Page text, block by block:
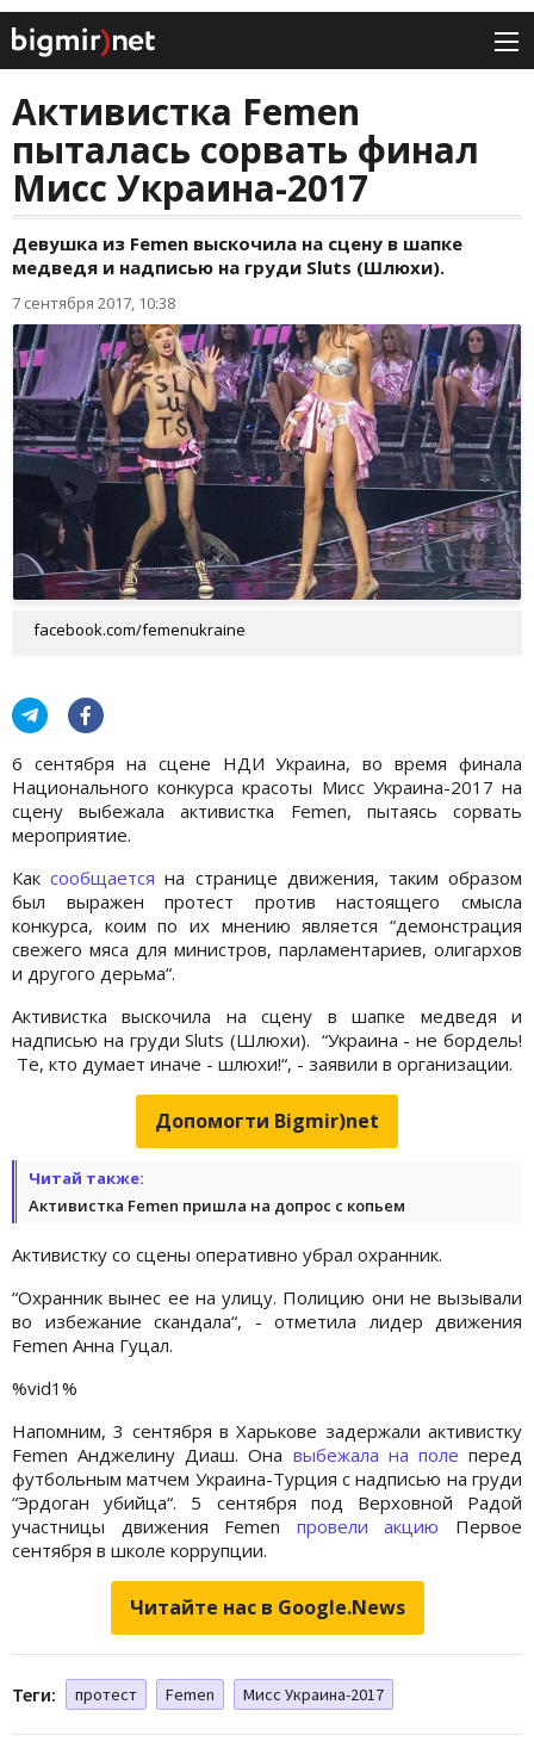
Активистка Femen
пыталась сорвать финал
Мисс Украина-2017
Девушка из Femen выскочила на сцену в шапке
медведя и надписью на груди Sluts (Шлюхи).
7 сентября 2017, 10:38
facebook.com/femenukraine
6 сентября на сцене НДИ Украина, во время финала
Национального конкурса красоты Мисс Украина-2017 на
сцену выбежала активистка Femen, пытаясь сорвать
мероприятие.
Каксообщается на странице движения, таким образом
был выражен протест против настоящего смысла
конкурса, коим по их мнению является “демонстрация
свежего мяса для министров, парламентариев, олигархов
и другого дерьма“.
Активистка выскочила на сцену в шапке медведя и
надписью на груди Sluts (Шлюхи). “Украина - не бордель!
Те, кто думает иначе - шлюхи!“, - заявили в организации.
Допомогти Bigmir)net
Читай также:
Активистка Femen пришла на допрос с копьем
Активистку со сцены оперативно убрал охранник.
“Охранник вынес ее на улицу. Полицию они не вызывали
во избежание скандала“, - отметила лидер движения
Femen Анна Гуцал.
%vid1%
Напомним, 3 сентября в Харькове задержали активистку
Femen Анджелину Диаш. Она выбежала на поле перед
футбольным матчем Украина-Турция с надписью на груди
“Эрдоган убийца“. 5 сентября под Верховной Радой
участницы движения Femen провели акцию Первое
сентября в школе коррупции.
Читайте нас в Google.News
Теги: протест Femen Мисс Украина-2017